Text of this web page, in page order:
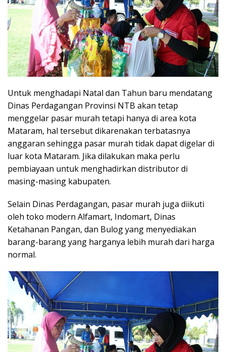
Untuk menghadapi Natal dan Tahun baru mendatang
Dinas Perdagangan Provinsi NTB akan tetap
menggelar pasar murah tetapi hanya di area kota
Mataram, hal tersebut dikarenakan terbatasnya
anggaran sehingga pasar murah tidak dapat digelar di
luar kota Mataram. Jika dilakukan maka perlu
pembiayaan untuk menghadirkan distributor di
masing-masing kabupaten.
Selain Dinas Perdagangan, pasar murah juga diikuti
oleh toko modern Alfamart, Indomart, Dinas
Ketahanan Pangan, dan Bulog yang menyediakan
barang-barang yang harganya lebih murah dari harga
normal.